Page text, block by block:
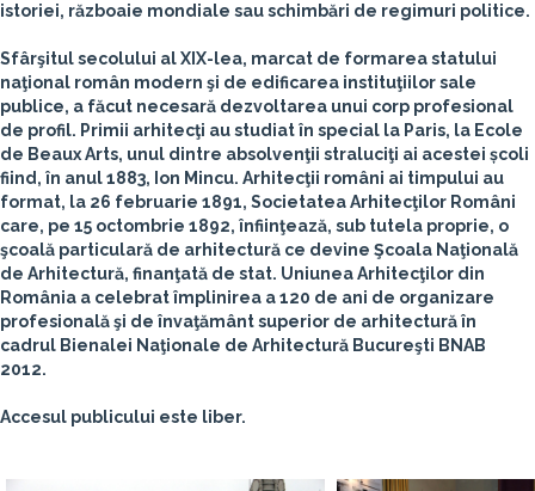
istoriei, războaie mondiale sau schimbări de regimuri politice.
Sfârşitul secolului al XIX-lea, marcat de formarea statului
naţional român modern şi de edificarea instituţiilor sale
publice, a făcut necesară dezvoltarea unui corp profesional
de profil. Primii arhitecţi au studiat în special la Paris, la Ecole
de Beaux Arts, unul dintre absolvenţii straluciţi ai acestei școli
fiind, în anul 1883, Ion Mincu. Arhitecţii români ai timpului au
format, la 26 februarie 1891, Societatea Arhitecţilor Români
care, pe 15 octombrie 1892, înfiinţează, sub tutela proprie, o
şcoală particulară de arhitectură ce devine Şcoala Naţională
de Arhitectură, finanţată de stat. Uniunea Arhitecţilor din
România a celebrat împlinirea a 120 de ani de organizare
profesională şi de învaţământ superior de arhitectură în
cadrul Bienalei Naţionale de Arhitectură Bucureşti BNAB
2012.
Accesul publicului este liber.